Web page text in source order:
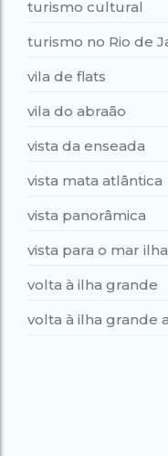
turismo cultural
turismo no Rio de
vila de flats
vila do abraão
vista da enseada
vista mata atlântica
vista panorâmica
vista para o mar
volta à ilha grande
volta à ilha grande